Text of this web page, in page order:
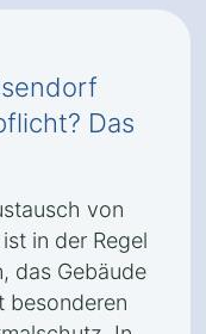
Das
von
in der Regel
das Gebäude
besonderen